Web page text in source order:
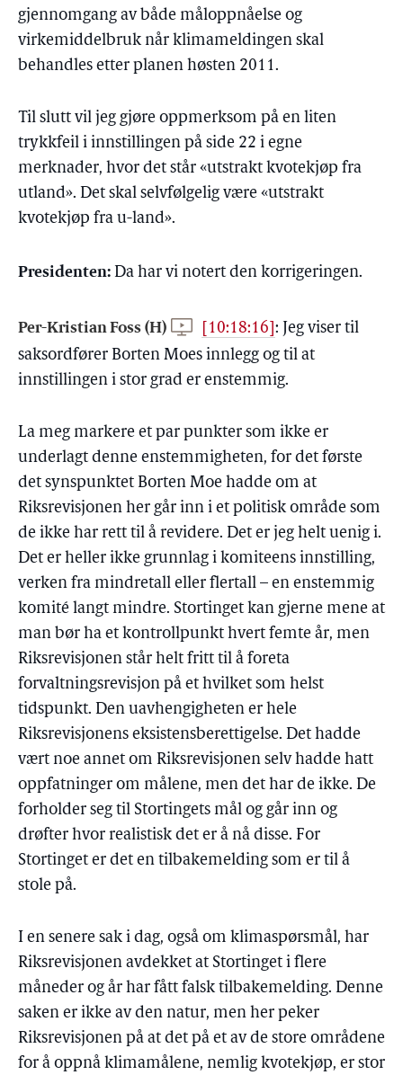
gjennomgang av både måloppnåelse og
virkemiddelbruk når klimameldingen skal
behandles etter planen høsten 2011.
Til slutt vil jeg gjøre oppmerksom på en liten
trykkfeil i innstillingen på side 22 i egne
merknader, hvor det står «utstrakt kvotekjøp fra
utland». Det skal selvfølgelig være «utstrakt
kvotekjøp fra u-land».
Presidenten: Da har vi notert den korrigeringen.
Per-Kristian Foss (H) [10:18:16] : Jeg viser til
saksordfører Borten Moes innlegg og til at
innstillingen i stor grad er enstemmig.
La meg markere et par punkter som ikke er
underlagt denne enstemmigheten, for det første
det synspunktet Borten Moe hadde om at
Riksrevisjonen her går inn i et politisk område som
de ikke har rett til å revidere. Det er jeg helt uenig i.
Det er heller ikke grunnlag i komiteens innstilling,
verken fra mindretall eller flertall – en enstemmig
komité langt mindre. Stortinget kan gjerne mene at
man bør ha et kontrollpunkt hvert femte år, men
Riksrevisjonen står helt fritt til å foreta
forvaltningsrevisjon på et hvilket som helst
tidspunkt. Den uavhengigheten er hele
Riksrevisjonens eksistensberettigelse. Det hadde
vært noe annet om Riksrevisjonen selv hadde hatt
oppfatninger om målene, men det har de ikke. De
forholder seg til Stortingets mål og går inn og
drøfter hvor realistisk det er å nå disse. For
Stortinget er det en tilbakemelding som er til å
stole på.
I en senere sak i dag, også om klimaspørsmål, har
Riksrevisjonen avdekket at Stortinget i flere
måneder og år har fått falsk tilbakemelding. Denne
saken er ikke av den natur, men her peker
Riksrevisjonen på at det på et av de store områdene
for å oppnå klimamålene, nemlig kvotekjøp, er stor